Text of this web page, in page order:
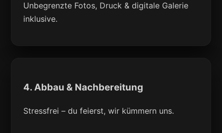
Unbegrenzte Fotos, Druck & digitale Galerie
inklusive.
4. Abbau & Nachbereitung
Stressfrei – du feierst, wir kümmern uns.